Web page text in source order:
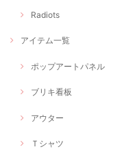
Radiots
アイテム一覧
ポップアートパネル
ブリキ看板
アウター
Ｔシャツ